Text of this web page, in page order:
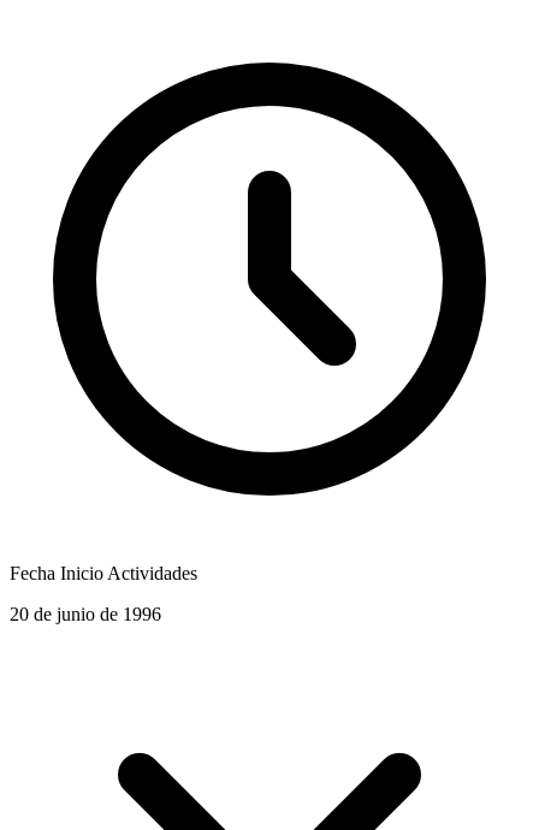
Fecha Inicio Actividades
20 de junio de 1996